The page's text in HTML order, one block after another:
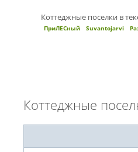
Коттеджные поселки в
ПриЛЕСный Suvantojarvi
Коттеджные